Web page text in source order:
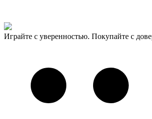
Играйте с уверенностью. Покупайте с